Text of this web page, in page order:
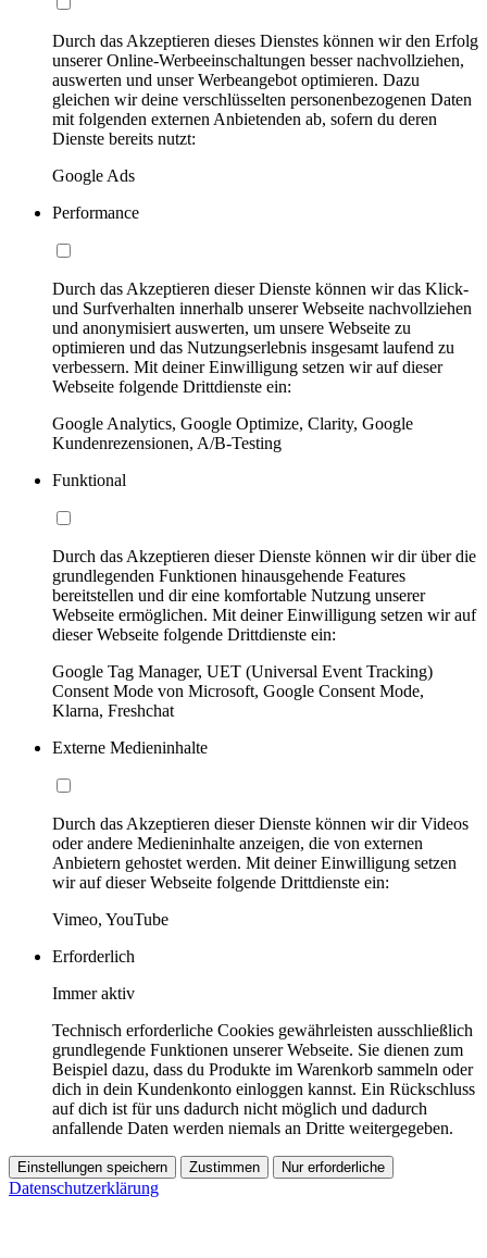
Durch das Akzeptieren dieses Dienstes können wir den Erfolg
unserer Online-Werbeeinschaltungen besser nachvollziehen,
auswerten und unser Werbeangebot optimieren. Dazu
gleichen wir deine verschlüsselten personenbezogenen Daten
mit folgenden externen Anbietenden ab, sofern du deren
Dienste bereits nutzt:
Google Ads
Performance
Durch das Akzeptieren dieser Dienste können wir das Klick-
und Surfverhalten innerhalb unserer Webseite nachvollziehen
und anonymisiert auswerten, um unsere Webseite zu
optimieren und das Nutzungserlebnis insgesamt laufend zu
verbessern. Mit deiner Einwilligung setzen wir auf dieser
Webseite folgende Drittdienste ein:
Google Analytics, Google Optimize, Clarity, Google
Kundenrezensionen, A/B-Testing
Funktional
Durch das Akzeptieren dieser Dienste können wir dir über die
grundlegenden Funktionen hinausgehende Features
bereitstellen und dir eine komfortable Nutzung unserer
Webseite ermöglichen. Mit deiner Einwilligung setzen wir auf
dieser Webseite folgende Drittdienste ein:
Google Tag Manager, UET (Universal Event Tracking)
Consent Mode von Microsoft, Google Consent Mode,
Klarna, Freshchat
Externe Medieninhalte
Durch das Akzeptieren dieser Dienste können wir dir Videos
oder andere Medieninhalte anzeigen, die von externen
Anbietern gehostet werden. Mit deiner Einwilligung setzen
wir auf dieser Webseite folgende Drittdienste ein:
Vimeo, YouTube
Erforderlich
Immer aktiv
Technisch erforderliche Cookies gewährleisten ausschließlich
grundlegende Funktionen unserer Webseite. Sie dienen zum
Beispiel dazu, dass du Produkte im Warenkorb sammeln oder
dich in dein Kundenkonto einloggen kannst. Ein Rückschluss
auf dich ist für uns dadurch nicht möglich und dadurch
anfallende Daten werden niemals an Dritte weitergegeben.
Einstellungen speichern Zustimmen Nur erforderliche
Datenschutzerklärung